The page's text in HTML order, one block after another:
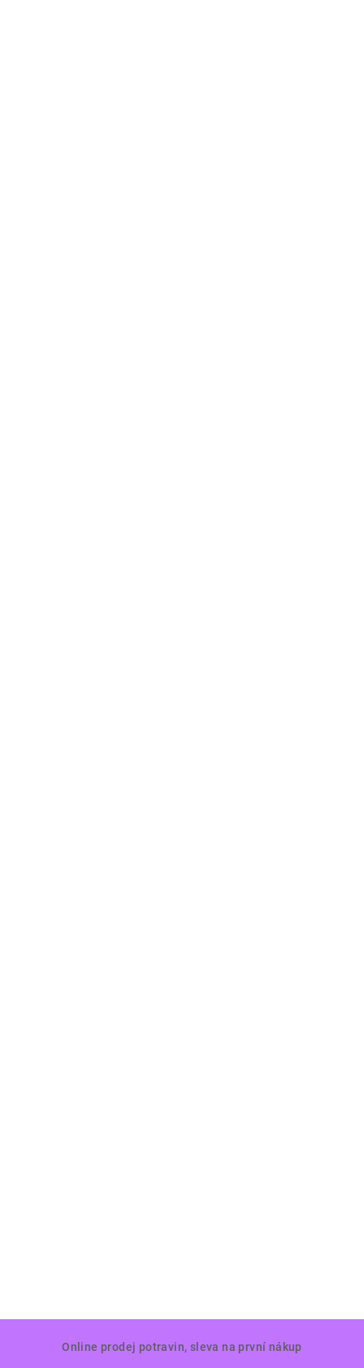
Online prodej potravin, sleva na první nákup